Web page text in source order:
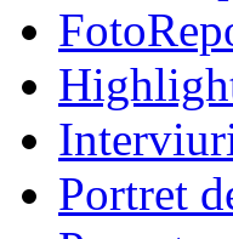
Portret